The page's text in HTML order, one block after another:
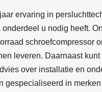
ervaring in
onderdeel u nodig heeft.
schroefcompressor
leveren. Daarnaast
over installatie en
gespecialiseerd in